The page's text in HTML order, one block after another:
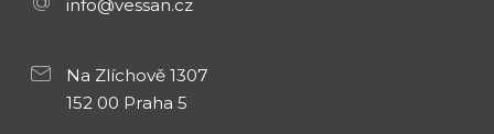
info@vessan.cz
Na Zlíchově 1307
152 00 Praha 5